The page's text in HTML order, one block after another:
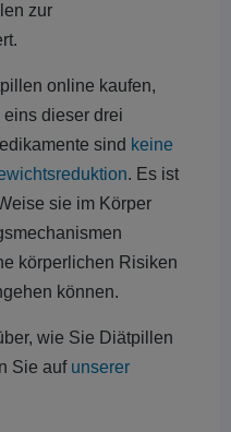
zur
online kaufen,
dieser drei
sind keine
. Es ist
sie im Körper
körperlichen Risiken
können.
wie Sie Diätpillen
Sie auf unserer